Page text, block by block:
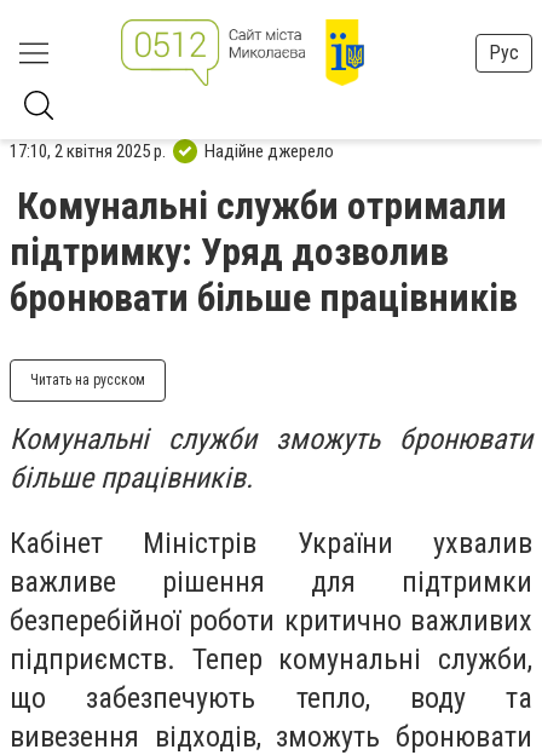
Рус
17:10, 2 квітня 2025 р. Надійне джерело
Комунальні служби отримали
підтримку: Уряд дозволив
бронювати більше працівників
Читать на русском
Комунальні служби зможуть бронювати
більше працівників.
Кабінет Міністрів України ухвалив
важливе рішення для підтримки
безперебійної роботи критично важливих
підприємств. Тепер комунальні служби,
що забезпечують тепло, воду та
вивезення відходів, зможуть бронювати